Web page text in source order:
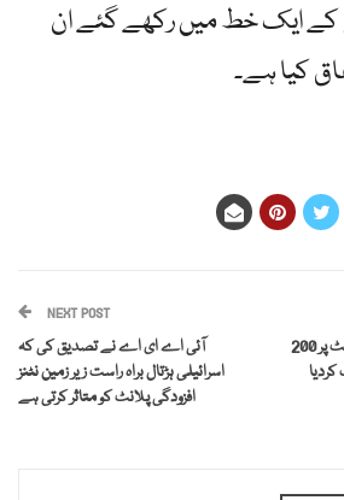
13 مارچ کے ایک خط میں رکھے گئے ان
کیا ہے۔
اسرائیلی فائرنگ نے امدادی پوائنٹ پر 200
NEXT POST
آئی اے ای اے نے تصدیق کی کہ
اسرائیلی ہڑتال براہ راست زیر زمین نٹنز
افزودگی پلانٹ کو متاثر کرتی ہے